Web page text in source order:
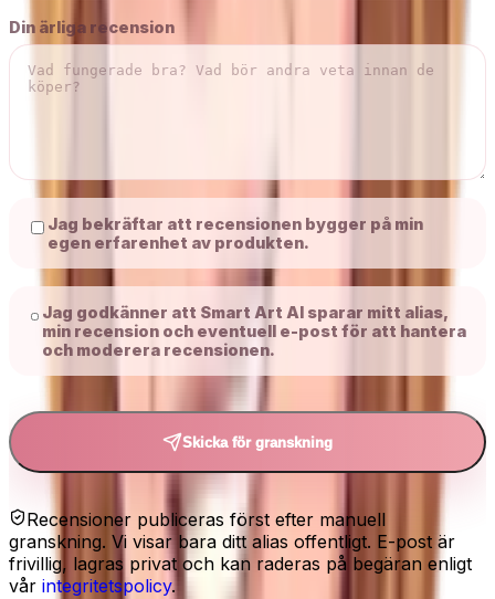
Din ärliga recension
Jag bekräftar att recensionen bygger på min
egen erfarenhet av produkten.
Jag godkänner att Smart Art AI sparar mitt alias,
min recension och eventuell e-post för att hantera
och moderera recensionen.
Skicka för granskning
Recensioner publiceras först efter manuell
granskning. Vi visar bara ditt alias offentligt. E-post är
frivillig, lagras privat och kan raderas på begäran enligt
vår integritetspolicy.